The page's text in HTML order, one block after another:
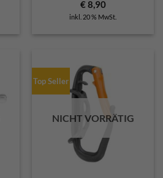
€8,90
inkl. 20 % MwSt.
Top Seller
NICHT VORRÄTIG